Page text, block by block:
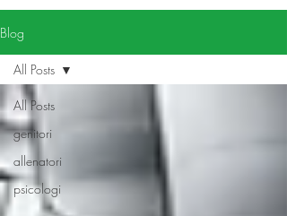
Blog
All Posts
genitori
allenatori
psicologi
All Posts